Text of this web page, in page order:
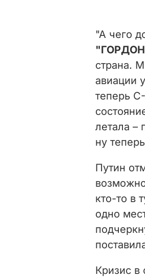
"А чего
страна.
авиации
теперь
летала –
ну
Путин
кто-то в
одно
Кризис в